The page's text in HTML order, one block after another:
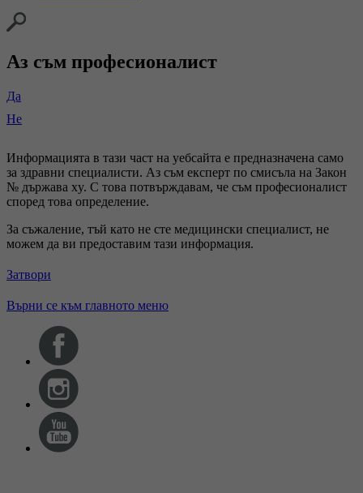
Аз съм професионалист
Да
Не
Информацията в тази част на уебсайта е предназначена само
за здравни специалисти. Аз съм експерт по смисъла на Закон
№ държава xy. С това потвърждавам, че съм професионалист
според това определение.
За съжаление, тъй като не сте медицински специалист, не
можем да ви предоставим тази информация.
Затвори
Върни се към главното меню